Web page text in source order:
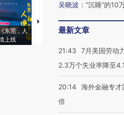
东莞，人
上线
【推广】走进第四届链博
会，让数智科技“链”接产
吴晓波 ： “沉睡”的10
最新文章
21:43
7月美国劳动
2.3万个失业率降至
20:14 海外金融专
倍